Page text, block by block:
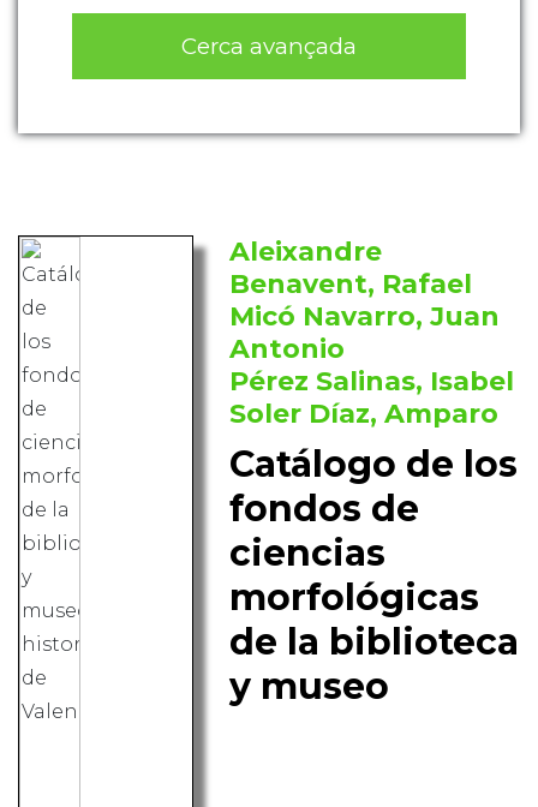
Cerca avançada
Aleixandre
Benavent, Rafael
Micó Navarro, Juan
Antonio
Pérez Salinas, Isabel
Soler Díaz, Amparo
Catálogo de los
fondos de
ciencias
morfológicas
de la biblioteca
y museo